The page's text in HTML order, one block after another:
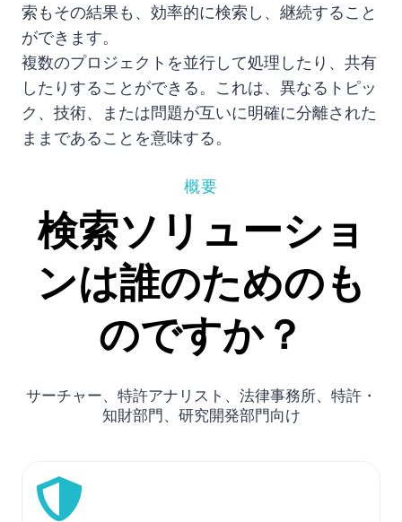
索もその結果も、効率的に検索し、継続すること
ができます。
複数のプロジェクトを並行して処理したり、共有
したりすることができる。これは、異なるトピッ
ク、技術、または問題が互いに明確に分離された
ままであることを意味する。
概要
検索ソリューショ
ンは誰のためのも
のですか？
サーチャー、特許アナリスト、法律事務所、特許・
知財部門、研究開発部門向け